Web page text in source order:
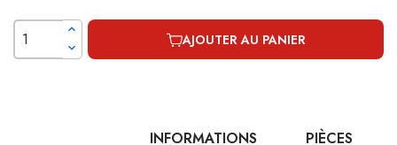
AJOUTER AU PANIER
INFORMATIONS
PIÈCES